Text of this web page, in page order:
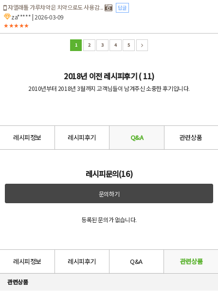
쟈앨래톨 갸루챠약은 치약으로도 사용감... 답글
za*****| 2026-03-09
★★★★★
1 2 3 4 5
2018년 이전 레시피후기 ( 11)
2010년부터 2018년 3월까지 고객님들이 남겨주신 소중한 후기입니다.
레시피정보 레시피후기 Q&A 관련상품
레시피문의(16)
문의하기
등록된 문의가 없습니다.
레시피정보 레시피후기 Q&A 관련상품
관련상품